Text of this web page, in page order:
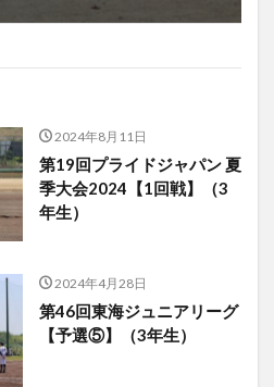
2024年8月11日
第19回プライドジャパン 夏
季大会2024【1回戦】（3
年生）
2024年4月28日
第46回東海ジュニアリーグ
【予選⑤】（3年生）